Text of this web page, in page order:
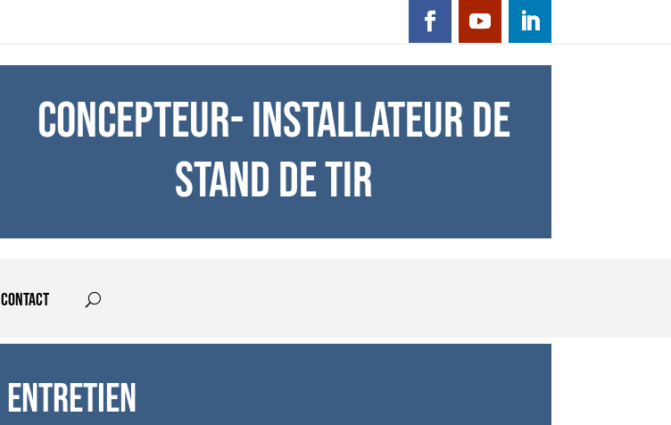
CONCEPTEUR- INSTALLATEUR DE
STAND DE TIR
Contact
Entretien